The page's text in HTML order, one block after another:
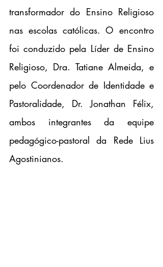
transformador do Ensino Religioso
nas escolas católicas. O encontro
foi conduzido pela Líder de Ensino
Religioso, Dra. Tatiane Almeida, e
pelo Coordenador de Identidade e
Pastoralidade, Dr. Jonathan Félix,
ambos integrantes da equipe
pedagógico-pastoral da Rede Lius
Agostinianos.